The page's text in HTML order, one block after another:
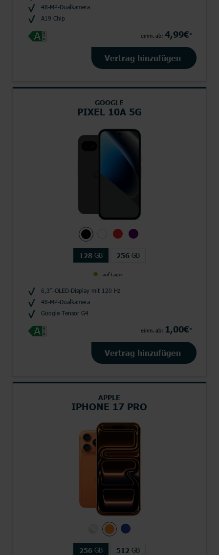
48-MP-Dualkamera
A19 Chip
einm. ab: 4,99€*
Vertrag hinzufügen
GOOGLE
PIXEL 10A 5G
128 GB 256 GB
auf Lager
6,3‘‘-OLED-Display mit 120 Hz
48-MP-Dualkamera
Google Tensor G4
einm. ab: 1,00€*
Vertrag hinzufügen
APPLE
IPHONE 17 PRO
256 GB 512 GB